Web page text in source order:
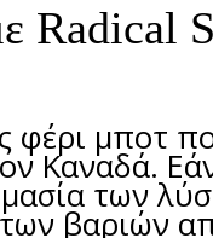
Radical
φέρι μποτ
Καναδά.
των
βαριών